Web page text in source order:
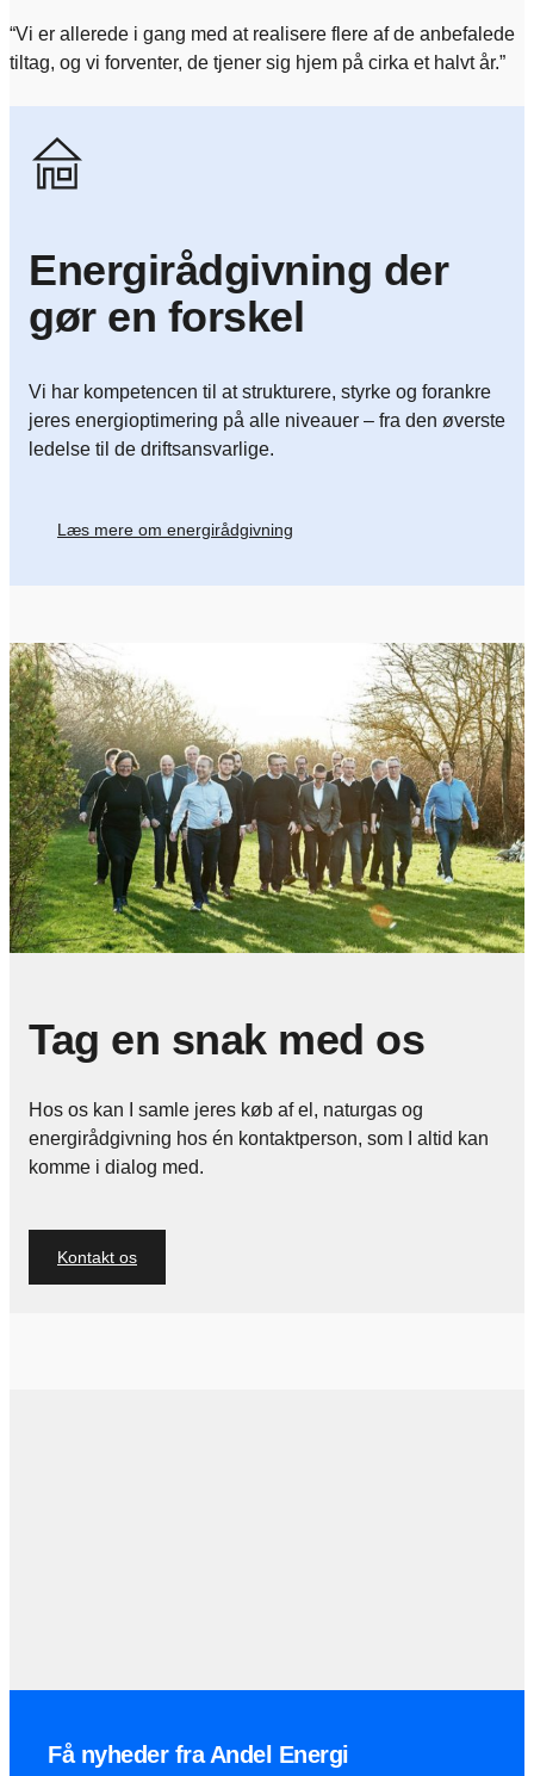
“Vi er allerede i gang med at realisere flere af de anbefalede
tiltag, og vi forventer, de tjener sig hjem på cirka et halvt år.”
Energirådgivning der
gør en forskel
Vi har kompetencen til at strukturere, styrke og forankre
jeres energioptimering på alle niveauer – fra den øverste
ledelse til de driftsansvarlige.
Læs mere om energirådgivning
Tag en snak med os
Hos os kan I samle jeres køb af el, naturgas og
energirådgivning hos én kontaktperson, som I altid kan
komme i dialog med.
Kontakt os
Få nyheder fra Andel Energi